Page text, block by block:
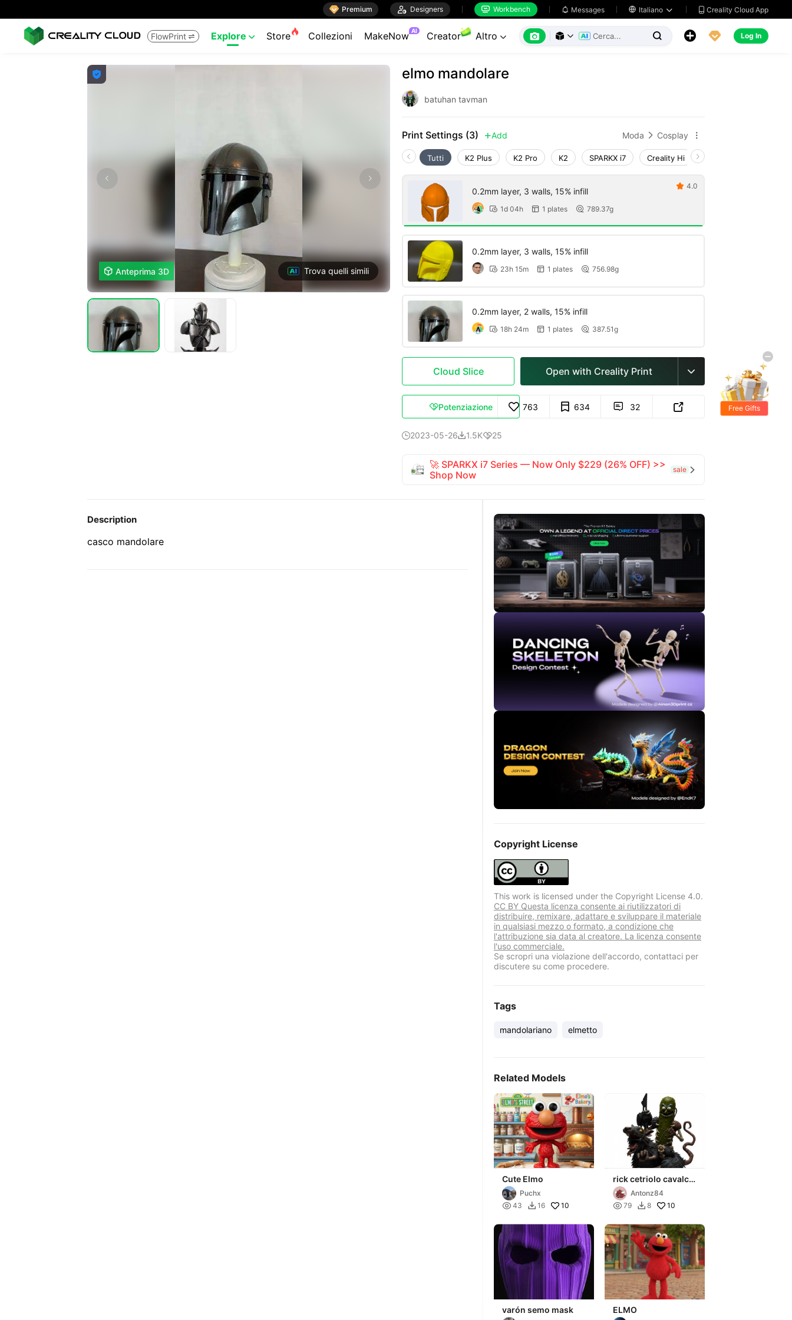
 Premium  Designers  Workbench  Messages  Italiano   Creality Cloud App
FlowPrint  Explore  Store Collezioni MakeNow AI Creator Altro        Log In

 Anteprima 3D Trova quelli simili
elmo mandolare
batuhan tavman
Print Settings (3) Add Moda  Cosplay 
Tutti K2 Plus K2 Pro K2 SPARKX i7 Creality Hi
0.2mm layer, 3 walls, 15% infill
 1d 04h  1 plates  789.37g
 4.0
0.2mm layer, 3 walls, 15% infill
 23h 15m  1 plates  756.98g
0.2mm layer, 2 walls, 15% infill
 18h 24m  1 plates  387.51g
Cloud Slice Open with Creality Print 
Potenziazione 763 634  32 
2023-05-261.5K25
🚀 SPARKX i7 Series — Now Only $229 (26% OFF) >>
Shop Now
sale 
Description
casco mandolare
Copyright License
This work is licensed under the Copyright License 4.0.
CC BY Questa licenza consente ai riutilizzatori di
distribuire, remixare, adattare e sviluppare il materiale
in qualsiasi mezzo o formato, a condizione che
l'attribuzione sia data al creatore. La licenza consente
l'uso commerciale.
Se scropri una violazione dell'accordo, contattaci per
discutere su come procedere.
Tags
mandolariano elmetto
Related Models
Cute Elmo
Puchx
 43  16 10
rick cetriolo cavalca
topo Antonz84
 79  8 10
varón semo mask ELMO
Free Gifts